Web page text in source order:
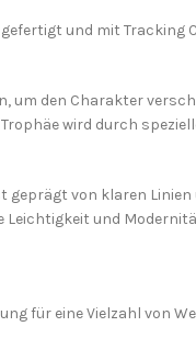
und mit Tracking
um den Charakter
wird durch
geprägt von klaren
und
für eine Vielzahl von